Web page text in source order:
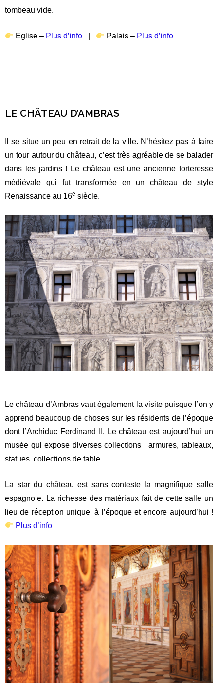
tombeau vide.
Eglise – Plus d’info Palais – Plus d’info
LE CHÂTEAU D’AMBRAS
Il se situe un peu en retrait de la ville. N’hésitez pas à faire
un tour autour du château, c’est très agréable de se balader
dans les jardins ! Le château est une ancienne forteresse
médiévale qui fut transformée en un château de style
Renaissance au 16e siècle.
Le château d’Ambras vaut également la visite puisque l’on y
apprend beaucoup de choses sur les résidents de l’époque
dont l’Archiduc Ferdinand II. Le château est aujourd’hui un
musée qui expose diverses collections : armures, tableaux,
statues, collections de table….
La star du château est sans conteste la magnifique salle
espagnole. La richesse des matériaux fait de cette salle un
lieu de réception unique, à l’époque et encore aujourd’hui !
Plus d’info